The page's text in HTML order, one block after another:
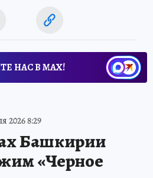
НАС В МАХ!
2026 8:29
Башкирии
«Черное